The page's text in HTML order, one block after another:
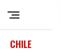
CHILE